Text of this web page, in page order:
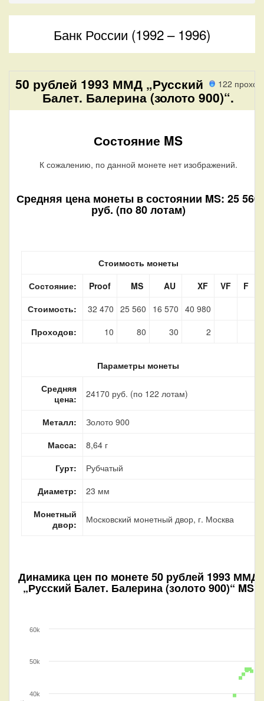
Банк России (1992 – 1996)
122
50 рублей 1993 ММД „Русский
Балет. Балерина (золото 900)“.
Состояние MS
К сожалению, по данной монете нет изображений.
Средняя цена монеты в состоянии MS: 25 560
руб. (по 80 лотам)
Стоимость монеты
Состояние:
Proof MS AU XF VF
F
Стоимость:
32 470 25 560 16 570 40 980
Проходов:
10 80 30 2
Параметры монеты
Средняя
цена:
24170 руб. (по 122 лотам)
Металл:
Золото 900
Масса:
8,64 г
Гурт:
Рубчатый
Диаметр:
23 мм
Монетный
двор:
Московский монетный двор, г. Москва
Динамика цен по монете50 рублей 1993 ММД
„Русский Балет. Балерина (золото 900)“ MS
40k
50k
60k